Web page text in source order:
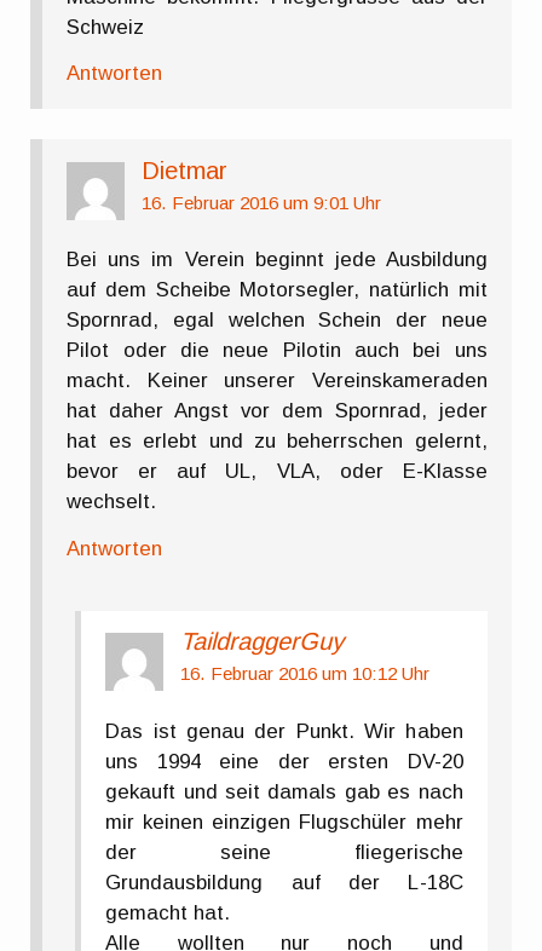
Schweiz
Antworten
Dietmar
16. Februar 2016 um 9:01 Uhr
Bei uns im Verein beginnt jede Ausbildung
auf dem Scheibe Motorsegler, natürlich mit
Spornrad, egal welchen Schein der neue
Pilot oder die neue Pilotin auch bei uns
macht. Keiner unserer Vereinskameraden
hat daher Angst vor dem Spornrad, jeder
hat es erlebt und zu beherrschen gelernt,
bevor er auf UL, VLA, oder E-Klasse
wechselt.
Antworten
TaildraggerGuy
16. Februar 2016 um 10:12 Uhr
Das ist genau der Punkt. Wir haben
uns 1994 eine der ersten DV-20
gekauft und seit damals gab es nach
mir keinen einzigen Flugschüler mehr
der seine fliegerische
Grundausbildung auf der L-18C
gemacht hat.
Alle wollten nur noch und